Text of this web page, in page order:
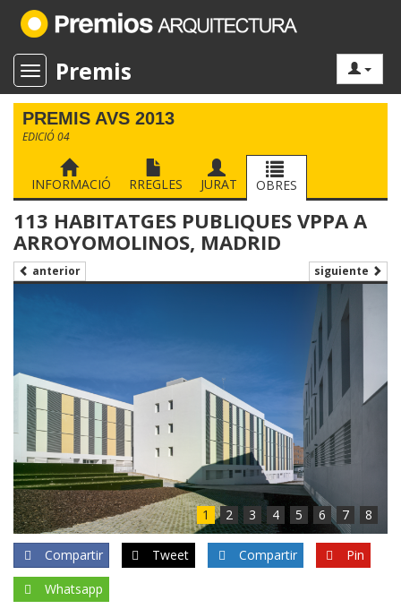
Toggle navigation
Premis
PREMIS AVS 2013
EDICIÓ 04
INFORMACIÓ RREGLES JURAT OBRES
113 HABITATGES PUBLIQUES VPPA A
ARROYOMOLINOS, MADRID
anterior siguiente
1 2 3 4 5 6 7 8
Compartir Tweet Compartir
Pin
Whatsapp